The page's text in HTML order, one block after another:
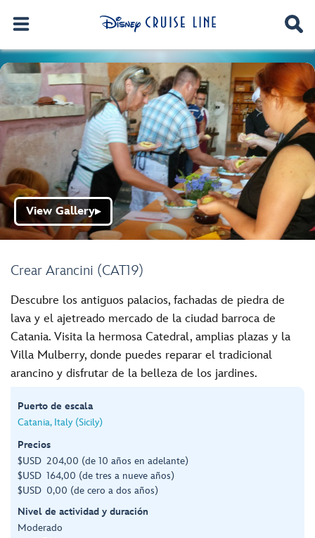
Crear Arancini (CAT19)
View Gallery▶
Descubre los antiguos palacios, fachadas de piedra de
lava y el ajetreado mercado de la ciudad barroca de
Catania. Visita la hermosa Catedral, amplias plazas y la
Villa Mulberry, donde puedes reparar el tradicional
arancino y disfrutar de la belleza de los jardines.
Puerto de escala
Catania, Italy (Sicily)
Precios
$USD 204,00 (de 10 años en adelante)
$USD 164,00 (de tres a nueve años)
$USD 0,00 (de cero a dos años)
Nivel de actividad y duración
Moderado